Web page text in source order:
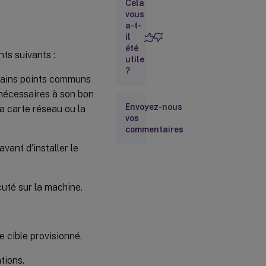
suivants :
points communs
à son bon
carte réseau ou la
d’installer le
sur la machine.
cible provisionné.
jour
d’un
vDisk
Retrait
d’un
vDisk
Configuration
requise pour
le
Cela
vous
a-t-
il
été
utile
?
Envoyez-nous
vos
commentaires